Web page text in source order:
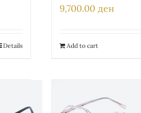
Details
9,700.00 ден
Add to cart